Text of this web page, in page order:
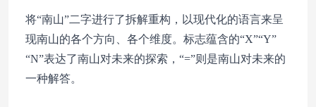
将“南山”二字进行了拆解重构，以现代化的语言来呈
现南山的各个方向、各个维度。标志蕴含的“X”“Y”
“N”表达了南山对未来的探索，“=”则是南山对未来的
一种解答。